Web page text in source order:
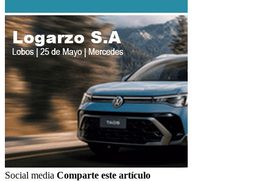
Social media Comparte este artículo